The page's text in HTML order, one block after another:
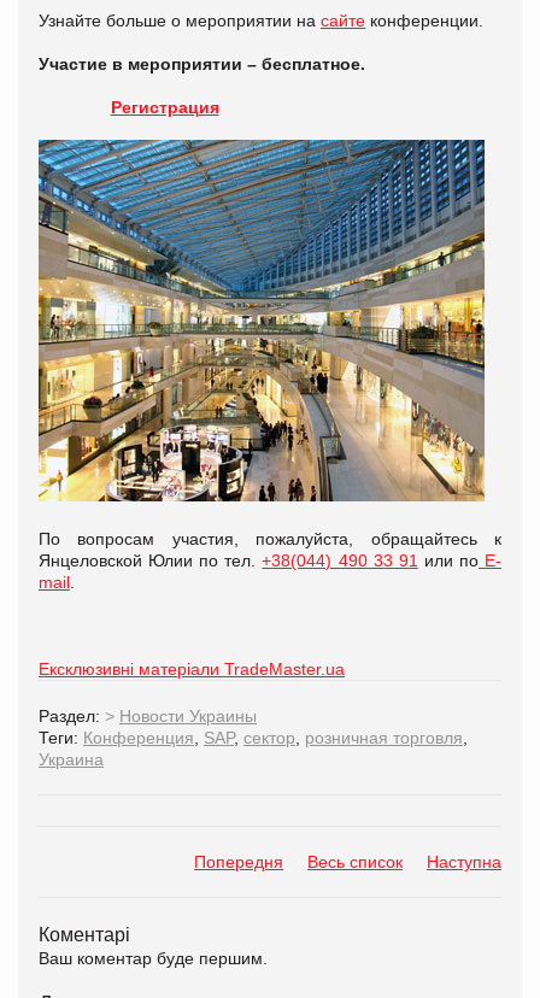
Узнайте больше о мероприятии на сайте конференции.
Участие в мероприятии – бесплатное.
Регистрация
По вопросам участия, пожалуйста, обращайтесь к
Янцеловской Юлии по тел.+38(044) 490 33 91 или поE-
mail
Ексклюзивні матеріали TradeMaster.ua
Раздел: > Новости Украины
Теги: Конференция SAP, сектор розничная торговля
Украина
Попередня Весь список Наступна
Коментарі
Ваш коментар буде першим.